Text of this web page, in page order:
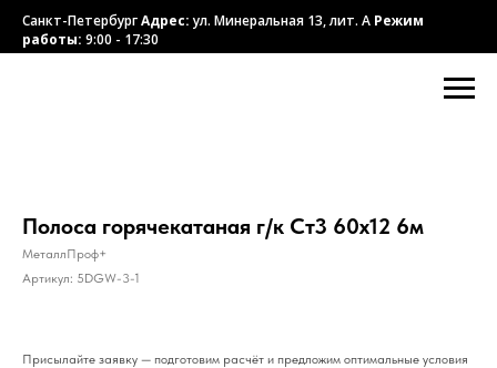
Санкт-ПетербургАдрес:ул. Минеральная 13, лит. А Режим
работы: 9:00 - 17:30
Полоса горячекатаная г/к Ст3 60х12 6м
МеталлПроф+
Артикул: 5DGW-3-1
Присылайте заявку — подготовим расчёт и предложим оптимальные условия